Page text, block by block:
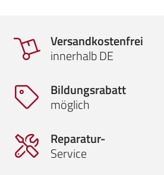
Versandkostenfrei
innerhalb DE
Bildungsrabatt
möglich
Reparatur-
Service